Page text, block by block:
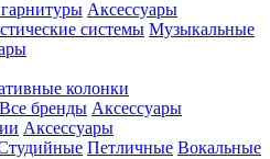
Аксессуары
системы Музыкальные
колонки
Все бренды Аксессуары
Аксессуары
Петличные Вокальные